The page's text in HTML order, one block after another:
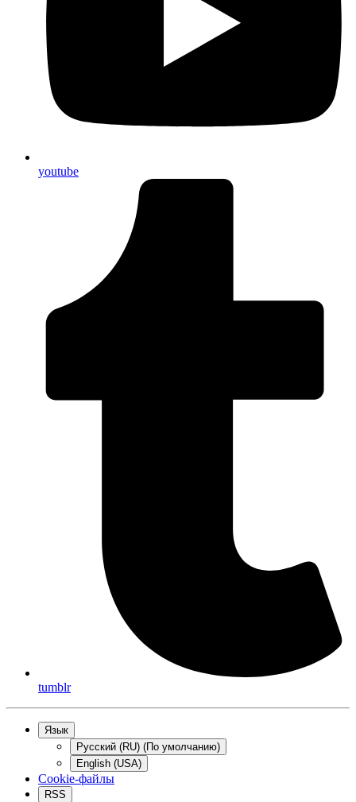
youtube
tumblr
Язык
Русский (RU) (По умолчанию)
English (USA)
Cookie-файлы
RSS